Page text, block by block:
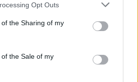
Opt Outs
the Sharing of my
the Sale of my
Κέρδη 393 εκατ. ευρώ στο α'
ευρώ τα EBITDA